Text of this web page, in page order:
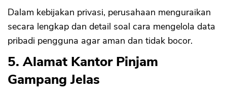
Dalam kebijakan privasi, perusahaan menguraikan
secara lengkap dan detail soal cara mengelola data
pribadi pengguna agar aman dan tidak bocor.
5. Alamat Kantor Pinjam
Gampang Jelas